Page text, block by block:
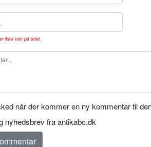
ikke vist på sitet.
når der kommer en ny kommentar til
nyhedsbrev fra antikabc.dk